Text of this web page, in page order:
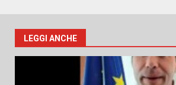
LEGGI ANCHE